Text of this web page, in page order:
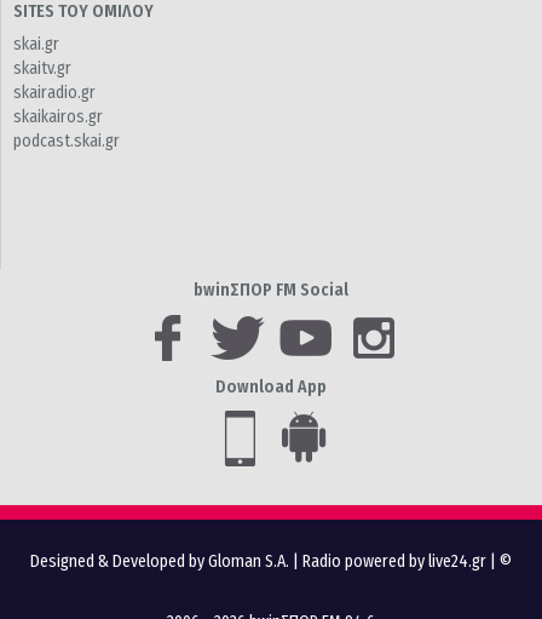
SITES ΤΟΥ ΟΜΙΛΟΥ
skai.gr
skaitv.gr
skairadio.gr
skaikairos.gr
podcast.skai.gr
bwinΣΠΟΡ FM Social
Download App
Designed & Developed by Gloman S.A. Radio powered by live24.gr | ©